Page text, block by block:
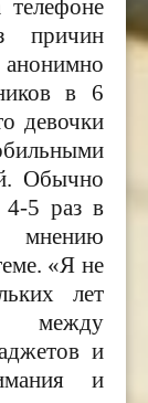
причин
в 6
девочки
Обычно
5 раз в
«Я не
лет
между
и
и